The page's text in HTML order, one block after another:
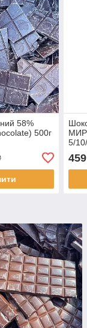
58%
500г
МИР
5/
459